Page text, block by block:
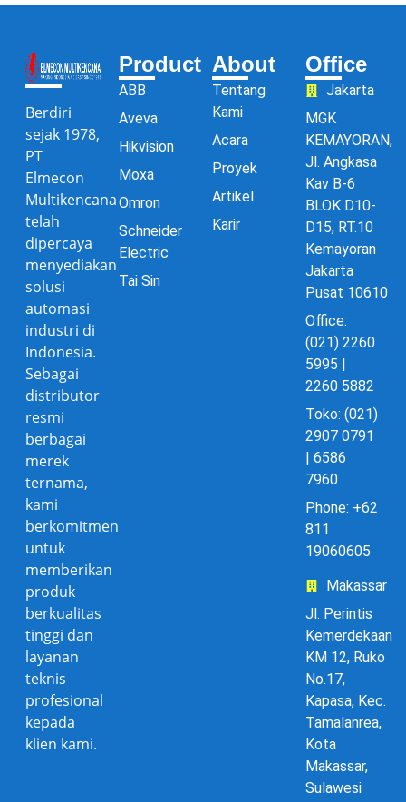
Berdiri
sejak 1978,
PT
Elmecon
Multikencana
telah
dipercaya
menyediakan
solusi
automasi
industri di
Indonesia.
Sebagai
distributor
resmi
berbagai
merek
ternama,
kami
berkomitmen
untuk
memberikan
produk
berkualitas
tinggi dan
layanan
teknis
profesional
kepada
klien kami.
Product
ABB
Aveva
Hikvision
Moxa
Omron
Schneider
Electric
Tai Sin
About
Tentang
Kami
Acara
Proyek
Artikel
Karir
Office
Jakarta
MGK
KEMAYORAN,
Jl. Angkasa
Kav B-6
BLOK D10-
D15, RT.10
Kemayoran
Jakarta
Pusat 10610
Office:
(021) 2260
5995 |
2260 5882
Toko: (021)
2907 0791
| 6586
7960
Phone: +62
811
19060605
Makassar
Jl. Perintis
Kemerdekaan
KM 12, Ruko
No.17,
Kapasa, Kec.
Tamalanrea,
Kota
Makassar,
Sulawesi